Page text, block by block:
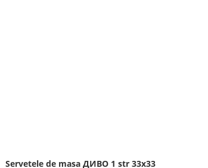
Servetele de masa ДИВО 1 str 33х33